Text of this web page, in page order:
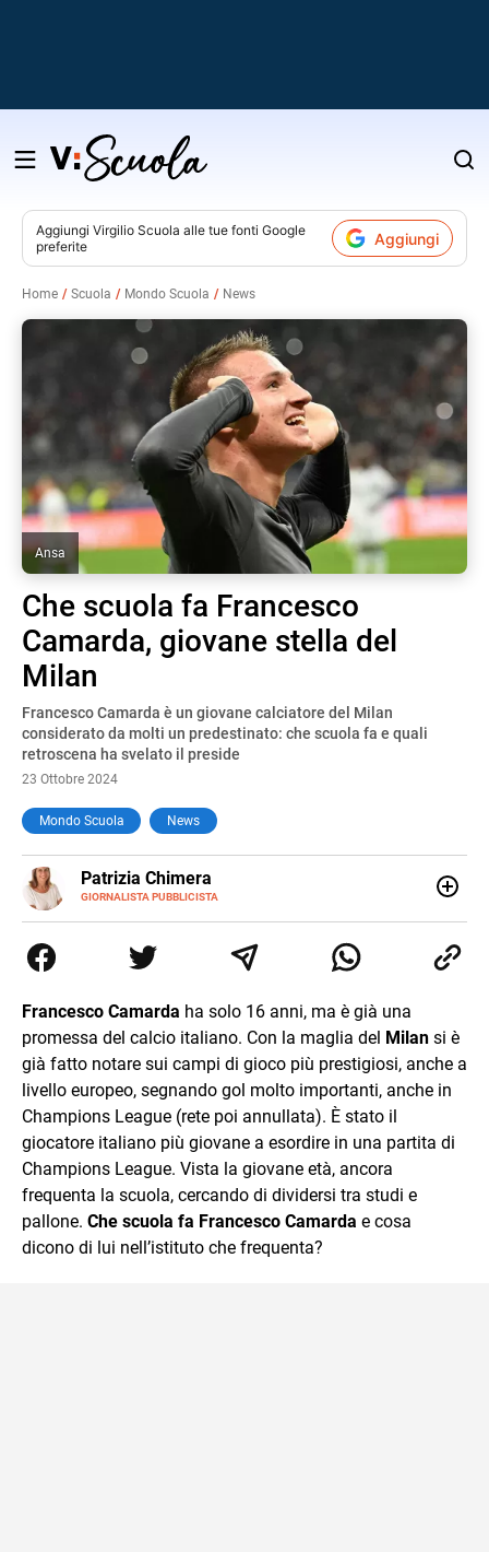
Salta
contenuto
Aggiungi Virgilio Scuola alle tue fonti Google
preferite
Aggiungi
Home Scuola Mondo Scuola News
Ansa
Che scuola fa Francesco
Camarda, giovane stella del
Milan
Francesco Camarda è un giovane calciatore del Milan
considerato da molti un predestinato: che scuola fa e quali
retroscena ha svelato il preside
23 Ottobre 2024
Mondo Scuola News
Patrizia Chimera
GIORNALISTA PUBBLICISTA
E-
MAIL
LINKEDIN
collaborato con grandi gruppi editoriali e agenzie di
comunicazione specializzandosi nella scrittura di articoli
Francesco Camarda ha solo 16 anni, ma è già una
promessa del calcio italiano. Con la maglia del Milan si è
già fatto notare sui campi di gioco più prestigiosi, anche a
livello europeo, segnando gol molto importanti, anche in
Champions League (rete poi annullata). È stato il
giocatore italiano più giovane a esordire in una partita di
Champions League. Vista la giovane età, ancora
frequenta la scuola, cercando di dividersi tra studi e
pallone. Che scuola fa Francesco Camarda e cosa
dicono di lui nell’istituto che frequenta?